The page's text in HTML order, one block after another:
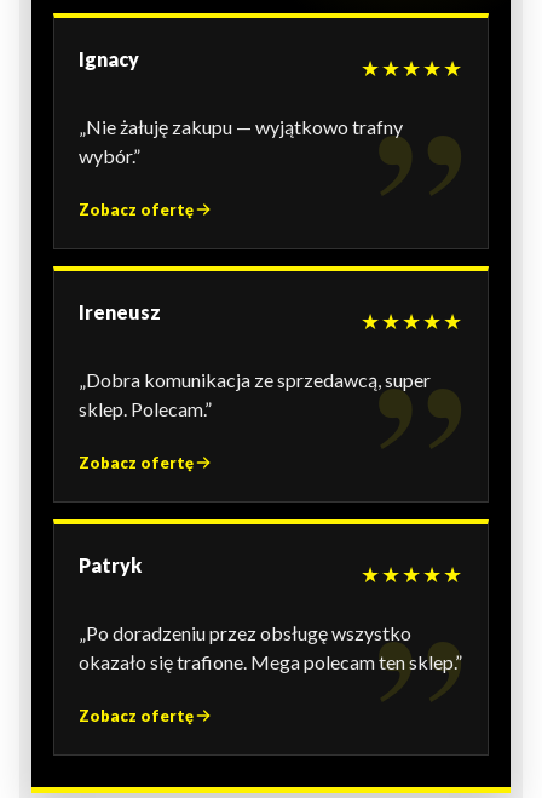
Ignacy ★★★★★
„Nie żałuję zakupu — wyjątkowo trafny
wybór.”
Zobacz ofertę
Ireneusz ★★★★★
„Dobra komunikacja ze sprzedawcą, super
sklep. Polecam.”
Zobacz ofertę
Patryk ★★★★★
„Po doradzeniu przez obsługę wszystko
okazało się trafione. Mega polecam ten sklep.”
Zobacz ofertę